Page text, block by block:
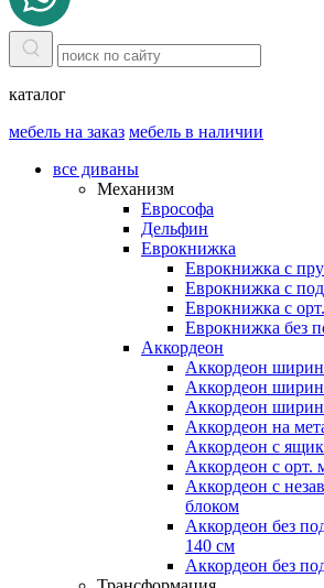
каталог
мебель на заказ мебель в наличии
все диваны
Механизм
Еврософа
Дельфин
Еврокнижка
Еврокнижка с
Еврокнижка с
Еврокнижка с
Еврокнижка без
Аккордеон
Аккордеон
Аккордеон
Аккордеон
Аккордеон на
Аккордеон c
Аккордеон c орт.
Аккордеон c
блоком
Аккордеон без
140 см
Аккордеон без